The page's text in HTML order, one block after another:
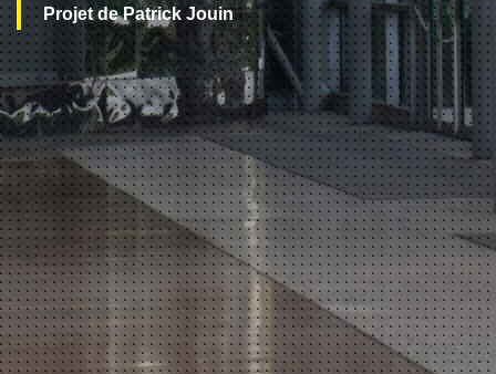
Projet de Patrick Jouin